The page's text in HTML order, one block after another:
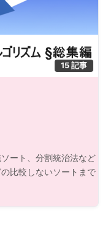
15 記事
ート、分割統治法など
比較しないソートまで